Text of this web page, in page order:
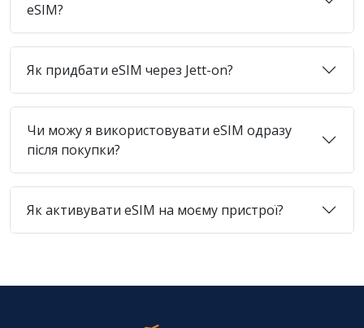
eSIM?
Як придбати eSIM через Jett-on?
Чи можу я використовувати eSIM одразу
після покупки?
Як активувати eSIM на моєму пристрої?